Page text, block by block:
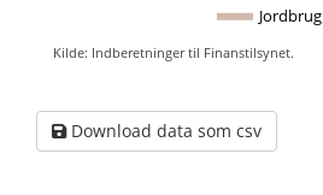
Jordbrug
Kilde: Indberetninger til Finanstilsynet.
Download data som csv